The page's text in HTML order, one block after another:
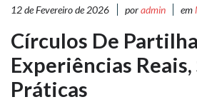
12 de Fevereiro de 2026 poradmin em
Círculos De
Experiências Reais,
Práticas